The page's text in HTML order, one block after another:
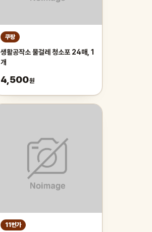
쿠팡
생활공작소 물걸레 청소포 24매, 1
개
4,500원
11번가